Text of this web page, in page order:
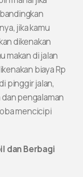
jika kamu
dikenakan
makan di jalan
biaya Rp
pinggir jalan,
pengalaman
mencicipi
dan Berbagi